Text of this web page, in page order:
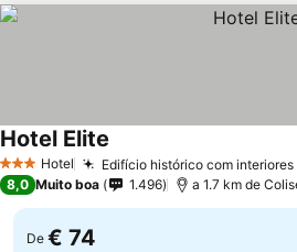
3 EstrelasHotel Edifício histórico com interiores
Hotel Elite
8,0 Muito boa 1.496 a 1.7 km de
De € 74